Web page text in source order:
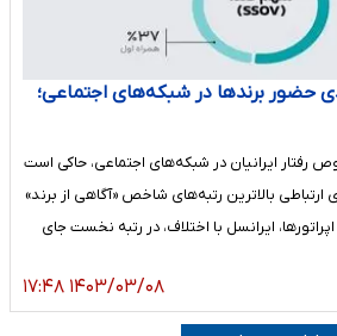
حضور برندها در شبکه‌های اجتماعی؛
ایرانیان در شبکه‌های اجتماعی، حاکی است
اپراتورهای ارتباطی بالاترین رتبه‌های شاخص «آگاهی از برند»
ایرانسل با اختلاف، در رتبه نخست جای
۱۴۰۳/۰۳/۰۸ ۱۷:۴۸